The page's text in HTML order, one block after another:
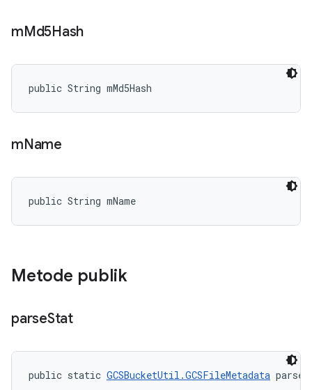
mMd5Hash
public String mMd5Hash
mName
public String mName
Metode publik
parseStat
public static GCSBucketUtil.GCSFileMetadata